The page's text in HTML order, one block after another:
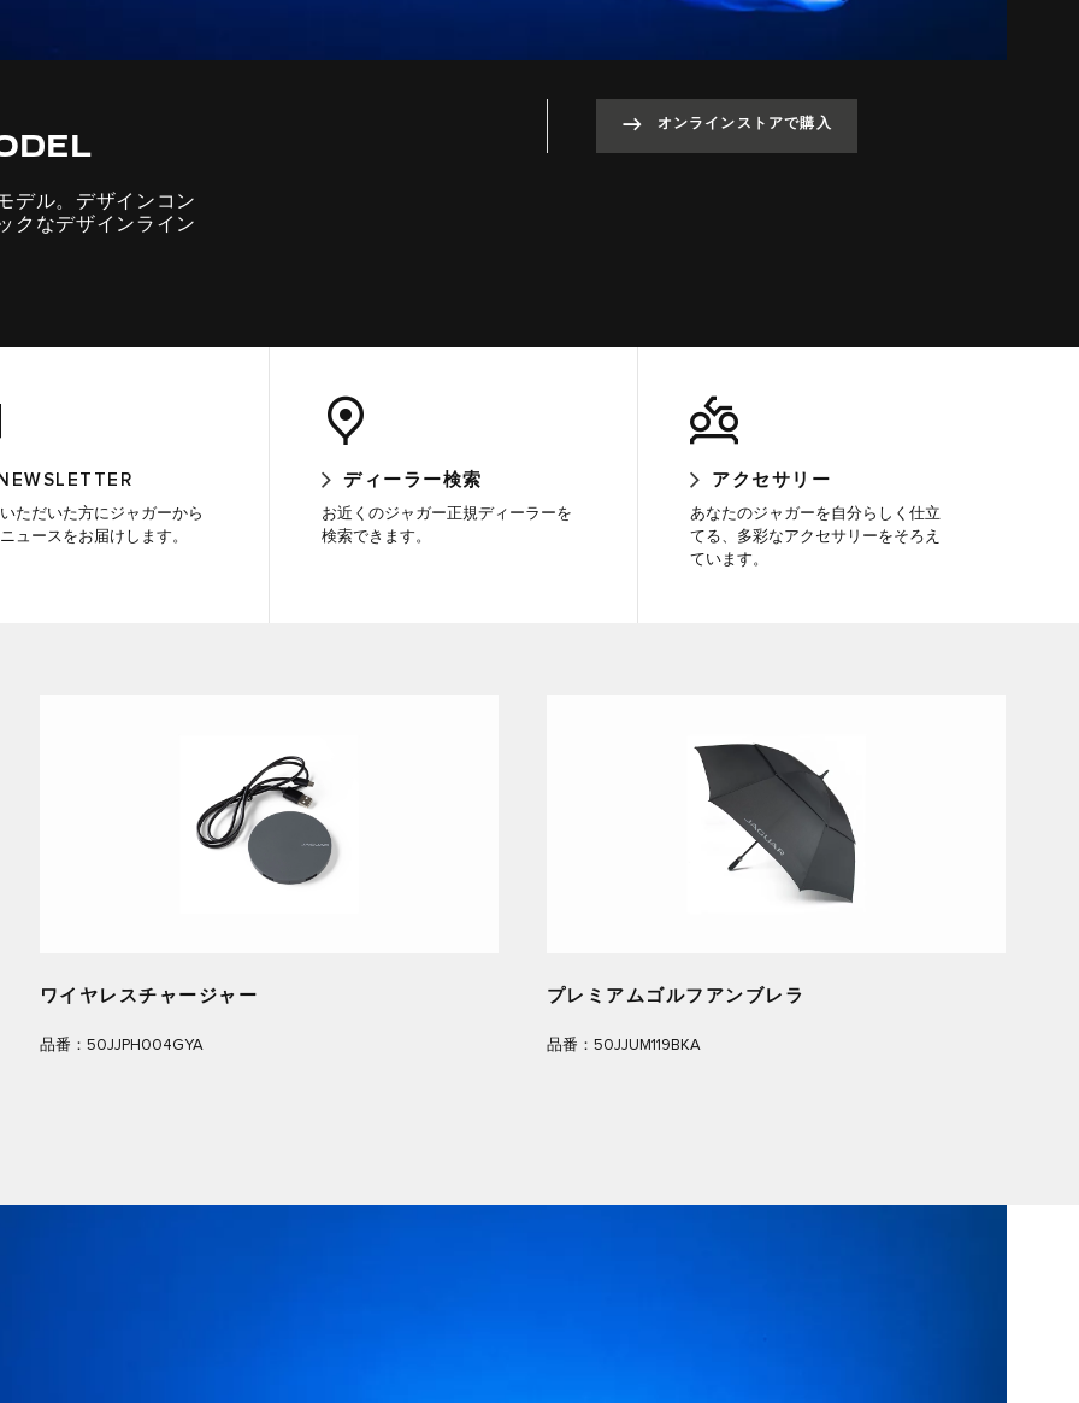
デル。デザインコン
クなデザインライン
オンラインストアで購入
ただいた方にジャガーから
ュースをお届けします。
ディーラー検索
お近くのジャガー正規ディーラーを
検索できます。
アクセサリー
あなたのジャガーを自分らしく仕立
てる、多彩なアクセサリーをそろえ
ています。
ワイヤレスチャージャー
品番：50JJPH004GYA
プレミアムゴルフアンブレラ
品番：50JJUM119BKA